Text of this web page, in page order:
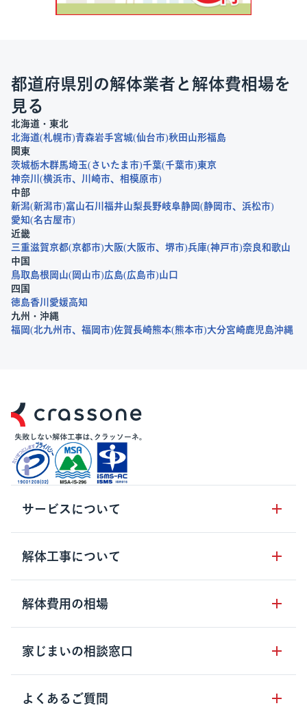
都道府県別の解体業者と解体費相場を
見る
北海道・東北
北海道 札幌市 青森岩手宮城 仙台市 秋田 山形福島
関東
茨城栃木群馬埼玉 さいたま市 千葉 千葉市 東京
神奈川
横浜市 川崎市
相模原市
中部
新潟 新潟市 富山石川 福井山梨長野岐阜静岡 静岡市
浜松市
愛知 名古屋市
近畿
三重滋賀京都 京都市 大阪 大阪市 堺市 兵庫 神戸市 奈良和歌山
中国
鳥取 島根 岡山 岡山市 広島 広島市 山口
四国
徳島香川 愛媛高知
九州・沖縄
福岡 北九州市 福岡市 佐賀長崎熊本 熊本市 大分宮崎鹿児島沖縄
サービスについて
サービスの流れ
サービスのメリット
クラッソーネの自治体連携
解体工事について
解体工事の基礎知識
解体工事に関わる法律
用語集
解体費用の相場
木造住宅の相場
鉄骨造住宅の相場
RC造住宅の相場
家じまいの相談窓口
家じまいの相談窓口
よくあるご質問